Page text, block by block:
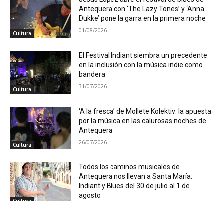
Cultura
Antequera con ‘The Lazy Tones’ y ‘Anna
Dukke’ pone la garra en la primera noche
01/08/2026
Cultura
El Festival Indiant siembra un precedente
en la inclusión con la música indie como
bandera
31/07/2026
Cultura
‘A la fresca’ de Mollete Kolektiv: la apuesta
por la música en las calurosas noches de
Antequera
26/07/2026
Todos los caminos musicales de
Antequera nos llevan a Santa María:
Indiant y Blues del 30 de julio al 1 de
agosto